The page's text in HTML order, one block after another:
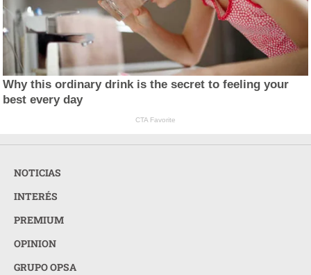
Why this ordinary drink is the secret to feeling your
best every day
CTA Favorite
NOTICIAS
INTERÉS
PREMIUM
OPINION
GRUPO OPSA